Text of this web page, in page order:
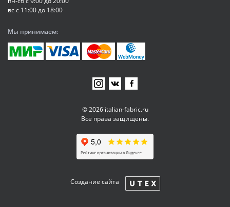
© 2026 italian-fabric.ru
Все права защищены.
Создание сайта
вс с 11:00 до 18:00
Мы принимаем: